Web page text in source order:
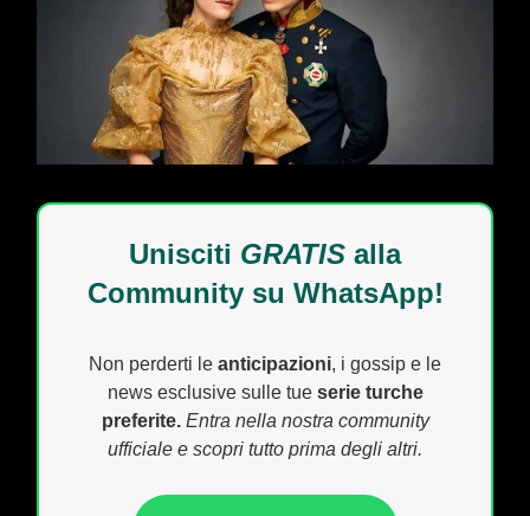
Unisciti GRATIS alla
Community su WhatsApp!
Non perderti le anticipazioni, i gossip e le
news esclusive sulle tue serie turche
preferite. Entra nella nostra community
ufficiale e scopri tutto prima degli altri.